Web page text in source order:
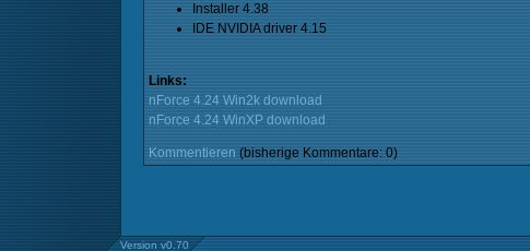
Installer 4.38
IDE NVIDIA driver 4.15
Links:
nForce 4.24 Win2k download
nForce 4.24 WinXP download
Kommentieren (bisherige Kommentare: 0)
Version v0.70